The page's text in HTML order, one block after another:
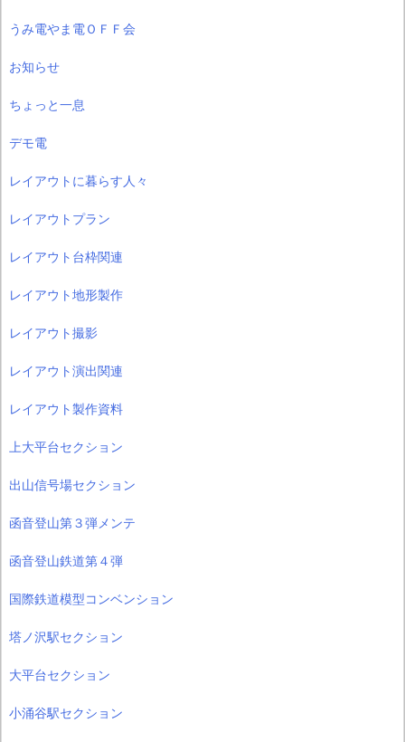
うみ電やま電ＯＦＦ会
お知らせ
ちょっと一息
デモ電
レイアウトに暮らす人々
レイアウトプラン
レイアウト台枠関連
レイアウト地形製作
レイアウト撮影
レイアウト演出関連
レイアウト製作資料
上大平台セクション
出山信号場セクション
函音登山第３弾メンテ
函音登山鉄道第４弾
国際鉄道模型コンベンション
塔ノ沢駅セクション
大平台セクション
小涌谷駅セクション